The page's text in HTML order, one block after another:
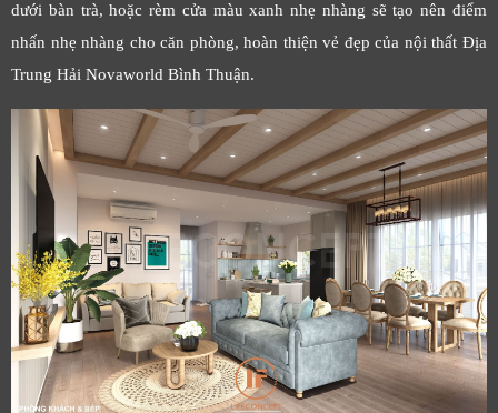
dưới bàn trà, hoặc rèm cửa màu xanh nhẹ nhàng sẽ tạo nên điểm
nhấn nhẹ nhàng cho căn phòng, hoàn thiện vẻ đẹp của nội thất Địa
Trung Hải Novaworld Bình Thuận.